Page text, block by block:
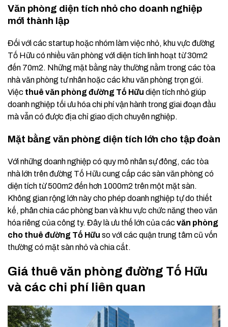
Văn phòng diện tích nhỏ cho doanh nghiệp
mới thành lập
Đối với các startup hoặc nhóm làm việc nhỏ, khu vực đường
Tố Hữu có nhiều văn phòng với diện tích linh hoạt từ 30m2
đến 70m2. Những mặt bằng này thường nằm trong các tòa
nhà văn phòng tư nhân hoặc các khu văn phòng trọn gói.
Việc thuê văn phòng đường Tố Hữu diện tích nhỏ giúp
doanh nghiệp tối ưu hóa chi phí vận hành trong giai đoạn đầu
mà vẫn có được địa chỉ giao dịch chuyên nghiệp.
Mặt bằng văn phòng diện tích lớn cho tập đoàn
Với những doanh nghiệp có quy mô nhân sự đông, các tòa
nhà lớn trên đường Tố Hữu cung cấp các sàn văn phòng có
diện tích từ 500m2 đến hơn 1000m2 trên một mặt sàn.
Không gian rộng lớn này cho phép doanh nghiệp tự do thiết
kế, phân chia các phòng ban và khu vực chức năng theo văn
hóa riêng của công ty. Đây là ưu thế lớn của các văn phòng
cho thuê đường Tố Hữu so với các quận trung tâm cũ vốn
thường có mặt sàn nhỏ và chia cắt.
Giá thuê văn phòng đường Tố Hữu
và các chi phí liên quan